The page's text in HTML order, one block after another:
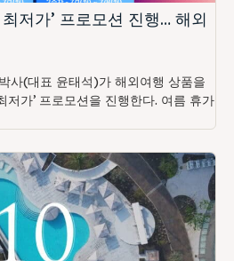
저가’ 프로모션 진행… 해외
사(대표 윤태석)가 해외여행 상품을
저가’ 프로모션을 진행한다. 여름 휴가